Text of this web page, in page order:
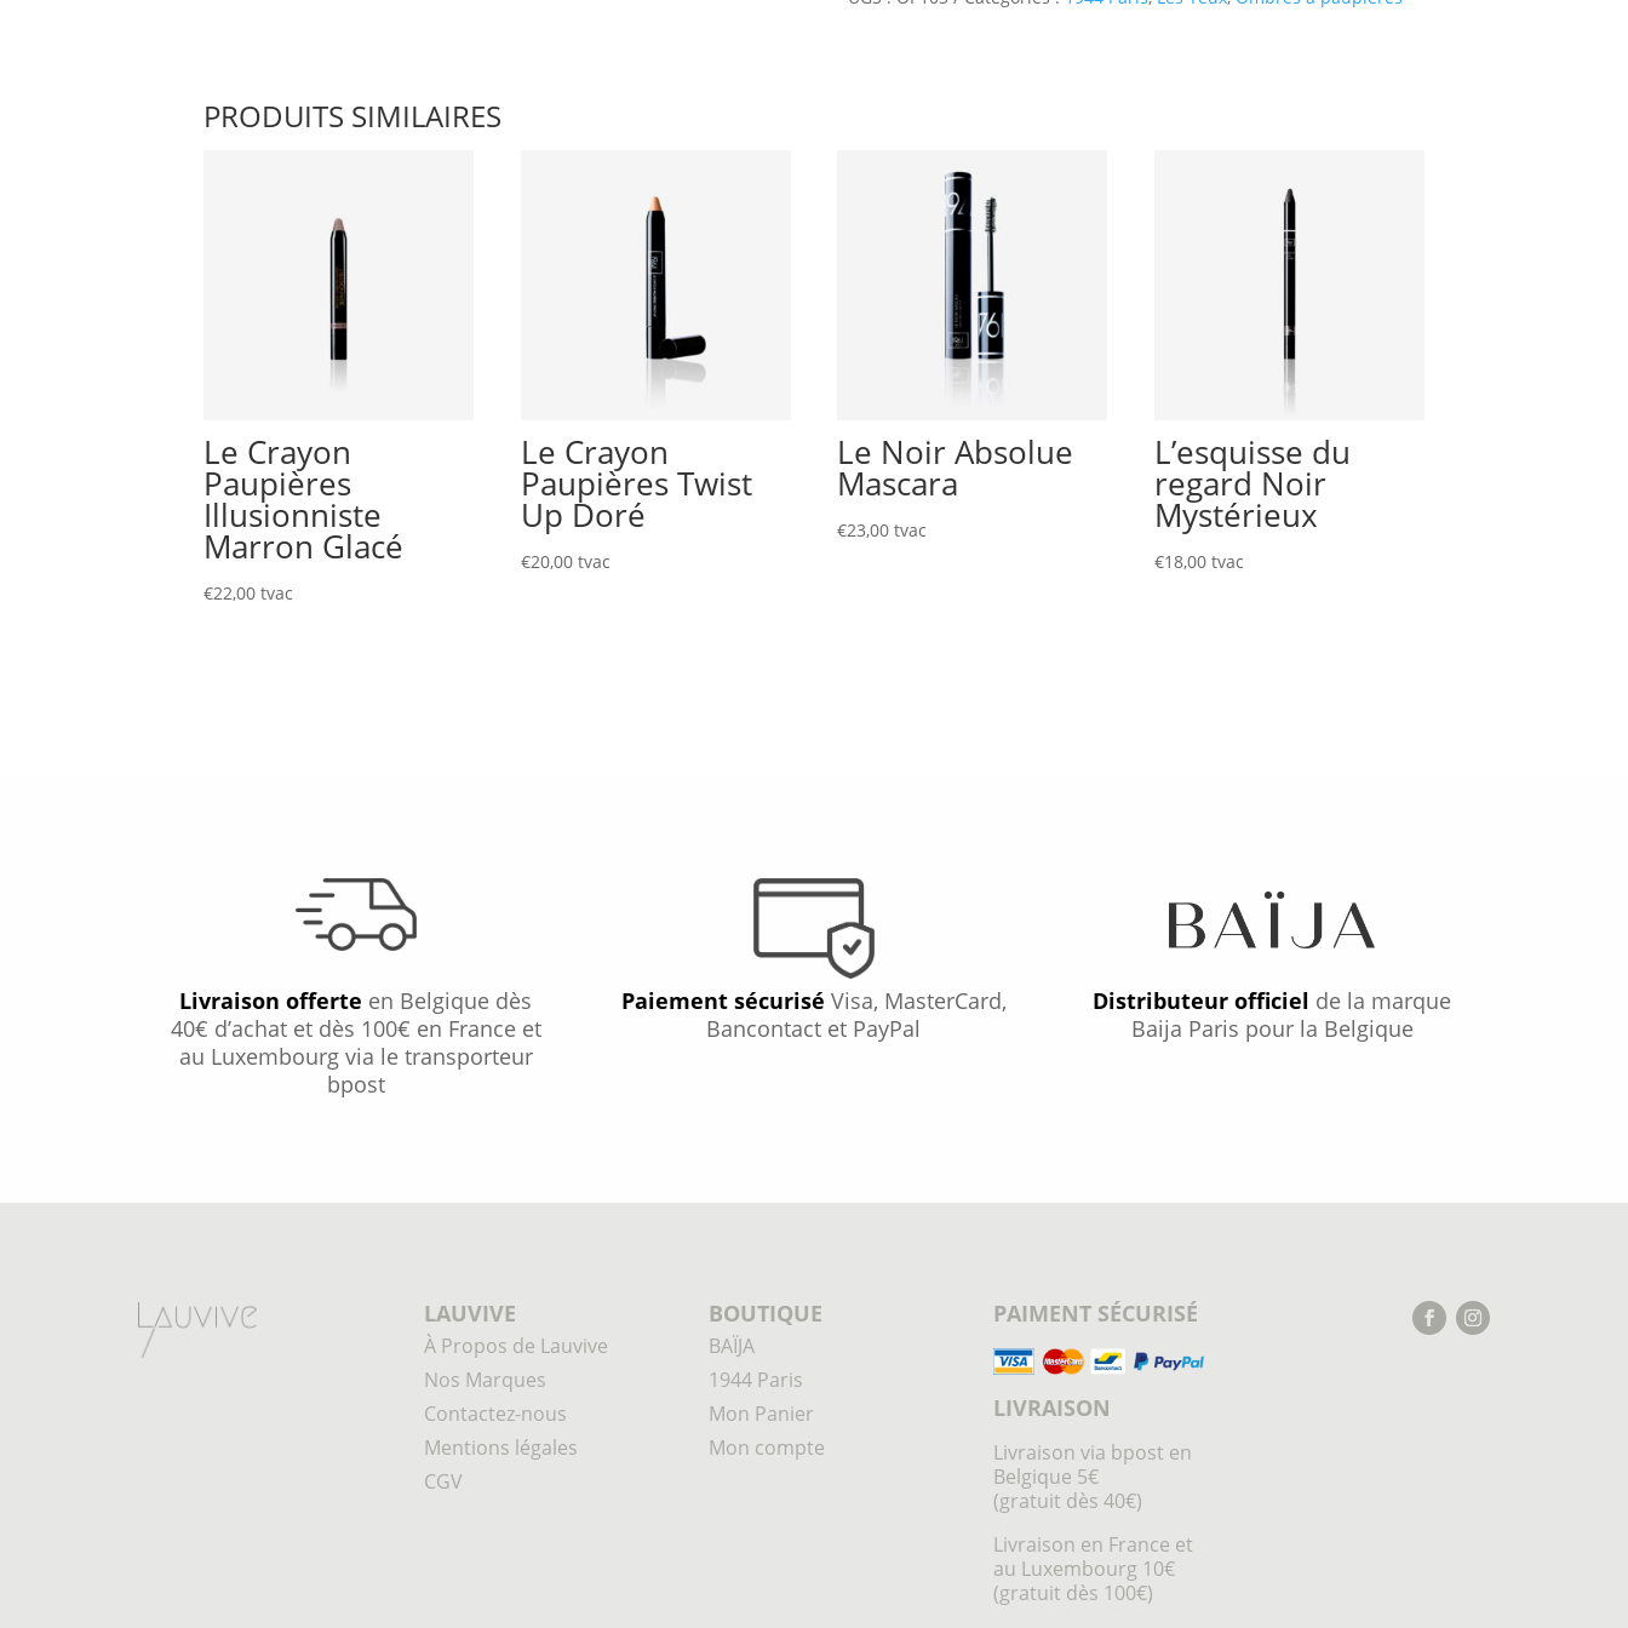
PRODUITS SIMILAIRES
Le Crayon
Paupières
Illusionniste
Marron Glacé
€22,00 tvac
Le Crayon
Paupières Twist
Up Doré
€20,00 tvac
Le Noir Absolue
Mascara
€23,00 tvac
L’esquisse du
regard Noir
Mystérieux
€18,00 tvac
Livraison offerte en Belgique dès
40€ d’achat et dès 100€ en France et
au Luxembourg via le transporteur
bpost
Paiement sécurisé Visa, MasterCard,
Bancontact et PayPal
Distributeur officiel de la marque
Baija Paris pour la Belgique
LAUVIVE
À Propos de Lauvive
Nos Marques
Contactez-nous
Mentions légales
CGV
BOUTIQUE
BAÏJA
1944 Paris
Mon Panier
Mon compte
PAIMENT SÉCURISÉ
LIVRAISON
Livraison via bpost en
Belgique 5€
(gratuit dès 40€)
Livraison en France et
au Luxembourg 10€
(gratuit dès 100€)